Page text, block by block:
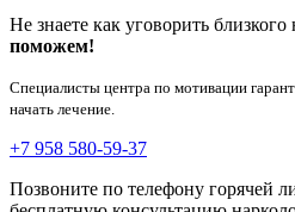
Не знаете как уговорить близкого
поможем!
Специалисты центра по мотивации
начать лечение.
+7 958 580-59-37
Позвоните по телефону горячей